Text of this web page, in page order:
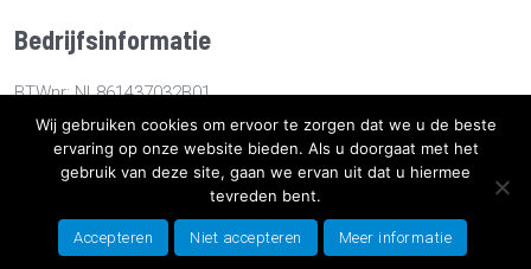
Bedrijfsinformatie
BTWnr: NL861437032B01
KvKnr: 78527112
Sanitaironderdelenshop.nl
Bestellen en bezorgen -Algemene voorwaarden-Sitemap
Privacyverklaring- Ontwikkeld door Best4u Group B.V.
Wij gebruiken cookies om ervoor te zorgen dat we u de beste
ervaring op onze website bieden. Als u doorgaat met het
gebruik van deze site, gaan we ervan uit dat u hiermee
tevreden bent.
Accepteren Niet accepteren Meer informatie